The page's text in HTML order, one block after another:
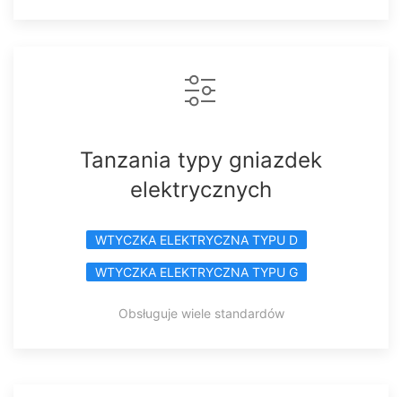
Tanzania typy gniazdek
elektrycznych
WTYCZKA ELEKTRYCZNA TYPU D
WTYCZKA ELEKTRYCZNA TYPU G
Obsługuje wiele standardów